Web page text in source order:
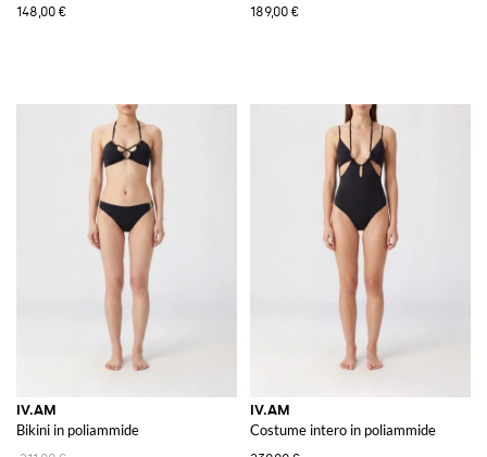
148,00 € 189,00 €
IV.AM
Bikini in poliammide
IV.AM
Costume intero in poliammide